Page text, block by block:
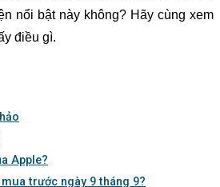
nổi bật này không? Hãy cùng xem
điều gì.
Apple?
trước ngày 9 tháng 9?